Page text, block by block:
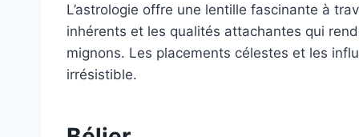
L’astrologie offre une lentille fascinante à
inhérents et les qualités attachantes qui
mignons. Les placements célestes et les
irrésistible.